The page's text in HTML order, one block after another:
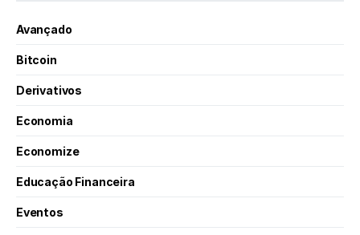
Avançado
Bitcoin
Derivativos
Economia
Economize
Educação Financeira
Eventos